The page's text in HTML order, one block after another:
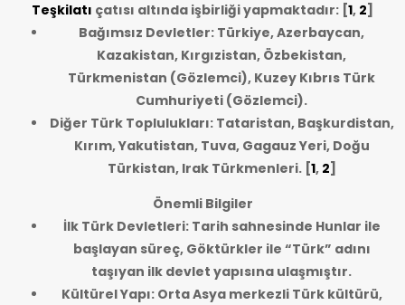
Teşkilatı çatısı altında işbirliği yapmaktadır: [1, 2]
Bağımsız Devletler: Türkiye, Azerbaycan,
Kazakistan, Kırgızistan, Özbekistan,
Türkmenistan (Gözlemci), Kuzey Kıbrıs Türk
Cumhuriyeti (Gözlemci).
Diğer Türk Toplulukları: Tataristan, Başkurdistan,
Kırım, Yakutistan, Tuva, Gagauz Yeri, Doğu
Türkistan, Irak Türkmenleri.[1, 2]
Önemli Bilgiler
İlk Türk Devletleri: Tarih sahnesinde Hunlar ile
başlayan süreç, Göktürkler ile “Türk” adını
taşıyan ilk devlet yapısına ulaşmıştır.
Kültürel Yapı: Orta Asya merkezli Türk kültürü,